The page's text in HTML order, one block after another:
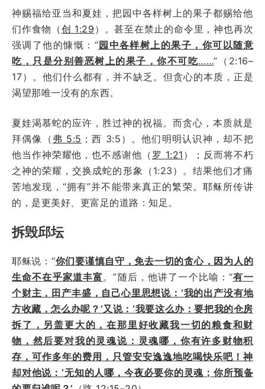
神赐福给亚当和夏娃，把园中各样树上的果子都赐给他
们作食物（创 1:29 ）。甚至在禁止的命令里，神也再次
强调了他的慷慨：“园中各样树上的果子，你可以随意
吃，只是分别善恶树上的果子，你不可吃……”（2:16–
17）。他们什么都有，并不缺乏。但贪心的本质，正是
渴望那唯一没有的东西。
夏娃渴慕蛇的应许，胜过神的祝福。而贪心，本质就是
拜偶像（ 弗 5:5 ；西 3:5）。他们明明认识神，却不把
他当作神荣耀他，也不感谢他（ 罗 1:21 ）；反而将不朽
之神的荣耀，交换成蛇的形象（1:23）。结果他们才痛
苦地发现，“拥有”并不能带来真正的繁荣。耶稣所传讲
的，是更美好、更富足的道路：知足。
拆毁邱坛
耶稣说：“你们要谨慎自守，免去一切的贪心，因为人的
生命不在乎家道丰富 。”随后，他讲了一个比喻：“有一
个财主，田产丰盛，自己心里思想说：‘我的出产没有地
方收藏，怎么办呢？’又说：‘我要这么办：要把我的仓房
拆了，另盖更大的，在那里好收藏我一切的粮食和财
物，然后要对我的灵魂说：灵魂哪，你有许多财物积
存，可作多年的费用，只管安安逸逸地吃喝快乐吧！神
却对他说：‘无知的人哪，今夜必要你的灵魂；你所预备